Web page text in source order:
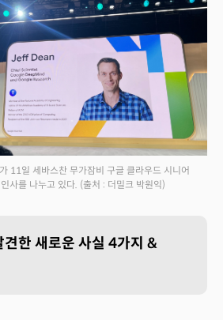
11일 세바스찬 무가잠비 구글 클라우드 시니어
사를 나누고 있다. (출처 : 더밀크 박원익)
한 새로운 사실 4가지 &